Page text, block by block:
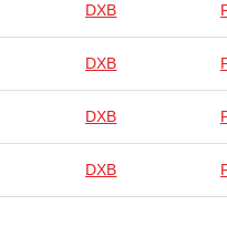
DXB
DXB
DXB
DXB